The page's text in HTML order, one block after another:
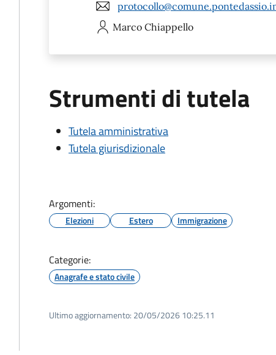
Marco Chiappello
Strumenti di tutela
Tutela amministrativa
Tutela giurisdizionale
Argomenti:
Elezioni Estero Immigrazione
Categorie:
Anagrafe e stato civile
Ultimo aggiornamento: 20/05/2026 10:25.11